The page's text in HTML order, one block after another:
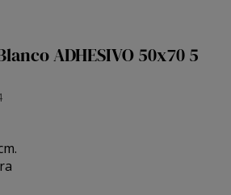
ADHESIVO 50x70 5